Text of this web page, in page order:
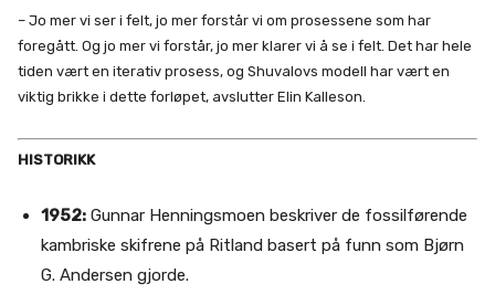
– Jo mer vi ser i felt, jo mer forstår vi om prosessene som har
foregått. Og jo mer vi forstår, jo mer klarer vi å se i felt. Det har hele
tiden vært en iterativ prosess, og Shuvalovs modell har vært en
viktig brikke i dette forløpet, avslutter Elin Kalleson.
HISTORIKK
1952: Gunnar Henningsmoen beskriver de fossilførende
kambriske skifrene på Ritland basert på funn som Bjørn
G. Andersen gjorde.